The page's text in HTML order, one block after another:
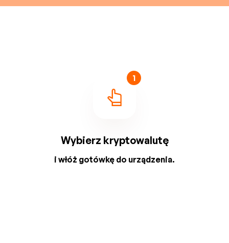
1
Wybierz kryptowalutę
i włóż gotówkę do urządzenia.